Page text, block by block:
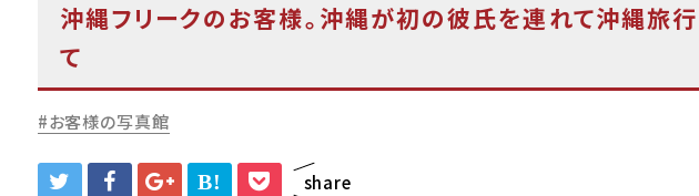
沖縄フリークのお客様。沖縄が初の彼氏を連れて沖縄旅行
て
お客様の写真館
B! share